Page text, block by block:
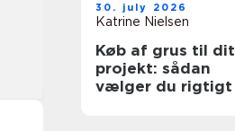
30. july 2026
Katrine Nielsen
Køb af grus til dit
projekt: sådan
vælger du rigtigt